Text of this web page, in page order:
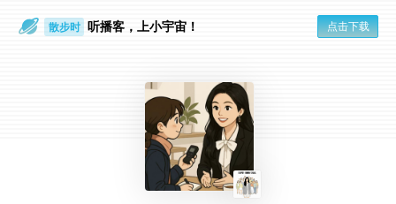
散步时 听播客，上小宇宙！ 点击下载